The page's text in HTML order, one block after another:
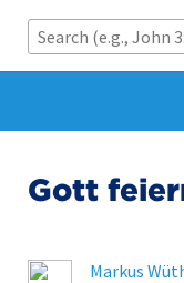
Gott
Markus